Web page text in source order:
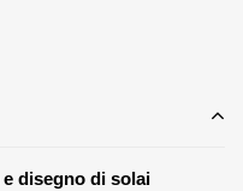
disegno di solai